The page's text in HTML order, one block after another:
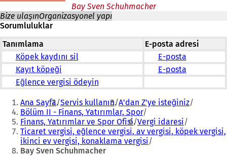
Bay Sven Schuhmacher
Bize ulaşınOrganizasyonel yapı
Sorumluluklar
Tanımlama
E-posta adresi
Köpek kaydını sil
E-posta
Kayıt köpeği
E-posta
Eğlence vergisi ödeyin
Buradasınız:
Ana Sayfa Servis kullanın A'dan Z'ye isteğiniz
Bölüm II - Finans, Yatırımlar, Spor
Finans, Yatırımlar ve Spor Ofisi Vergi idaresi
Ticaret vergisi, eğlence vergisi, av vergisi, köpek vergisi,
ikinci ev vergisi, konaklama vergisi
Bay Sven Schuhmacher